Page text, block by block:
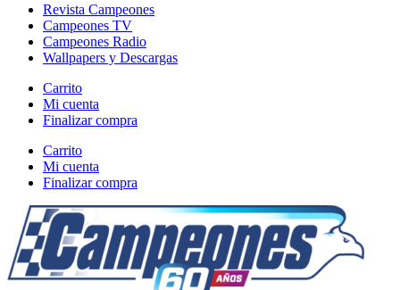
Revista Campeones
Campeones TV
Campeones Radio
Wallpapers y Descargas
Carrito
Mi cuenta
Finalizar compra
Carrito
Mi cuenta
Finalizar compra